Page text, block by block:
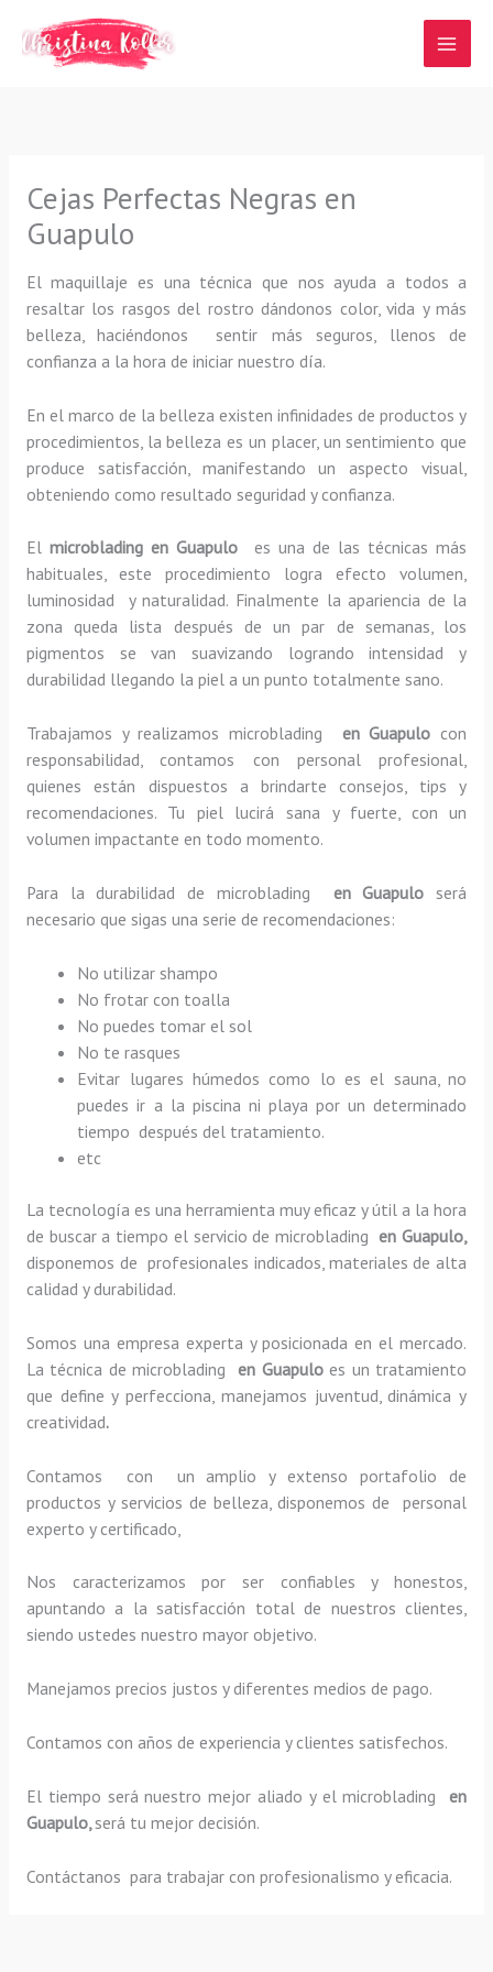
contenido
Cejas Perfectas Negras en
Guapulo
El maquillaje es una técnica que nos ayuda a todos a
resaltar los rasgos del rostro dándonos color, vida y más
belleza, haciéndonos sentir más seguros, llenos de
confianza a la hora de iniciar nuestro día.
En el marco de la belleza existen infinidades de productos y
procedimientos, la belleza es un placer, un sentimiento que
produce satisfacción, manifestando un aspecto visual,
obteniendo como resultado seguridad y confianza.
El microblading en Guapulo es una de las técnicas más
habituales, este procedimiento logra efecto volumen,
luminosidad y naturalidad. Finalmente la apariencia de la
zona queda lista después de un par de semanas, los
pigmentos se van suavizando logrando intensidad y
durabilidad llegando la piel a un punto totalmente sano.
Trabajamos y realizamos microblading en Guapulo con
responsabilidad, contamos con personal profesional,
quienes están dispuestos a brindarte consejos, tips y
recomendaciones. Tu piel lucirá sana y fuerte, con un
volumen impactante en todo momento.
Para la durabilidad de microblading en Guapulo será
necesario que sigas una serie de recomendaciones:
No utilizar shampo
No frotar con toalla
No puedes tomar el sol
No te rasques
Evitar lugares húmedos como lo es el sauna, no
puedes ir a la piscina ni playa por un determinado
tiempo después del tratamiento.
etc
La tecnología es una herramienta muy eficaz y útil a la hora
de buscar a tiempo el servicio de microblading en Guapulo,
disponemos de profesionales indicados, materiales de alta
calidad y durabilidad.
Somos una empresa experta y posicionada en el mercado.
La técnica de microblading en Guapulo es un tratamiento
que define y perfecciona, manejamos juventud, dinámica y
creatividad.
Contamos con un amplio y extenso portafolio de
productos y servicios de belleza, disponemos de personal
experto y certificado,
Nos caracterizamos por ser confiables y honestos,
apuntando a la satisfacción total de nuestros clientes,
siendo ustedes nuestro mayor objetivo.
Manejamos precios justos y diferentes medios de pago.
Contamos con años de experiencia y clientes satisfechos.
El tiempo será nuestro mejor aliado y elmicroblading en
Guapulo, será tu mejor decisión.
Contáctanos para trabajar con profesionalismo y eficacia.